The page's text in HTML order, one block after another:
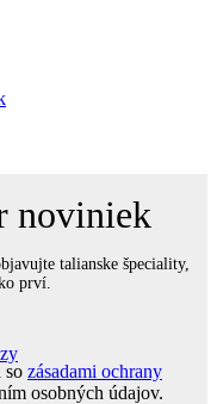
noviniek
talianske špeciality,
prví.
so zásadami ochrany
osobných údajov.